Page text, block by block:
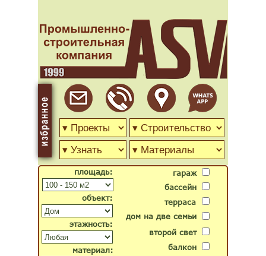
гараж
бассейн
второй свет
дом на две семьи
терраса
балкон
объект:
материал:
площадь:
этажность: